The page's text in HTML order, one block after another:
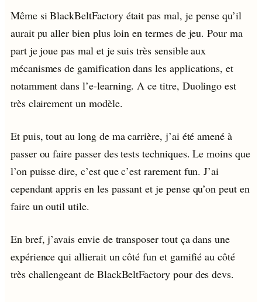
Même si BlackBeltFactory était pas mal, je pense qu’il
aurait pu aller bien plus loin en termes de jeu. Pour ma
part je joue pas mal et je suis très sensible aux
mécanismes de gamification dans les applications, et
notamment dans l’e-learning. A ce titre, Duolingo est
très clairement un modèle.
Et puis, tout au long de ma carrière, j’ai été amené à
passer ou faire passer des tests techniques. Le moins que
l’on puisse dire, c’est que c’est rarement fun. J’ai
cependant appris en les passant et je pense qu’on peut en
faire un outil utile.
En bref, j’avais envie de transposer tout ça dans une
expérience qui allierait un côté fun et gamifié au côté
très challengeant de BlackBeltFactory pour des devs.